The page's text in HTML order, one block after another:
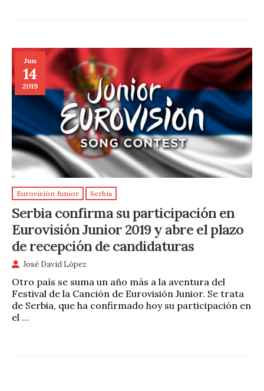
Jun
14
2019
Eurovisión Junior Serbia
Serbia confirma su participación en
Eurovisión Junior 2019 y abre el plazo
de recepción de candidaturas
José David López
Otro país se suma un año más a la aventura del
Festival de la Canción de Eurovisión Junior. Se trata
de Serbia, que ha confirmado hoy su participación en
el …